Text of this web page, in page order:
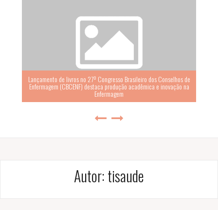
Lançamento do Livro “Sondagem Transnasal de Alimentação
Assistida por Ultrassom”
Autor:tisaude